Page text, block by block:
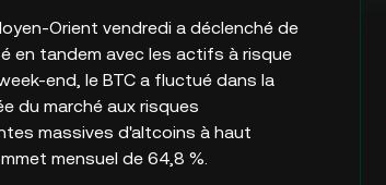
Orient vendredi a déclenché de
en tandem avec les actifs à risque
end, le BTC a fluctué dans la
du marché aux risques
massives d'altcoins à haut
mensuel de 64,8 %.